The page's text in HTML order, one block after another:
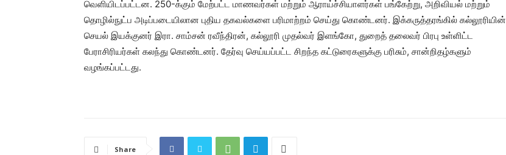
வெளியிடப்பட்டன. 250-க்கும் மேற்பட்ட மாணவர்கள் மற்றும் ஆராய்ச்சியாளர்கள் பங்கேற்று, அறிவியல் மற்றும்
தொழில்நுட்ப அடிப்படையிலான புதிய தகவல்களை பரிமாற்றம் செய்து கொண்டனர். இக்கருத்தரங்கில் கல்லூரியின்
செயல் இயக்குனர் இரா. சாம்சன் ரவீந்திரன், கல்லூரி முதல்வர் இளங்கோ, துறைத் தலைவர் பிரபு உள்ளிட்ட
பேராசிரியர்கள் கலந்து கொண்டனர். தேர்வு செய்யப்பட்ட சிறந்த கட்டுரைகளுக்கு பரிசும், சான்றிதழ்களும்
வழங்கப்பட்டது.
Share